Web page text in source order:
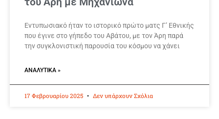
Εντυπωσιακό ήταν το ιστορικό πρώτο ματς Γ’ Εθνικής
που έγινε στο γήπεδο του Αβάτου, με τον Άρη παρά
την συγκλονιστική παρουσία του κόσμου να χάνει
ΑΝΑΛΥΤΙΚΆ »
17 Φεβρουαρίου 2025 Δεν υπάρχουν Σχόλια